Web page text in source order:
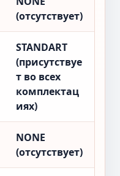
(отсутствует)
STANDART
(присутствуе
т во всех
комплектац
иях)
NONE
(отсутствует)